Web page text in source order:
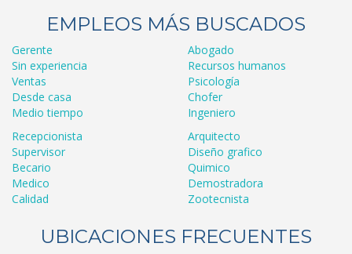
EMPLEOS MÁS BUSCADOS
Gerente
Sin experiencia
Ventas
Desde casa
Medio tiempo
Abogado
Recursos humanos
Psicología
Chofer
Ingeniero
Recepcionista
Supervisor
Becario
Medico
Calidad
Arquitecto
Diseño grafico
Quimico
Demostradora
Zootecnista
UBICACIONES FRECUENTES